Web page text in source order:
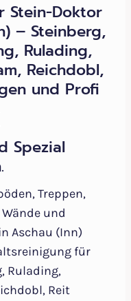
Stein-Doktor
– Steinberg,
Rulading,
Reichdobl,
und Profi
Spezial
Treppen,
und
Aschau (Inn)
für
Rulading,
Reit